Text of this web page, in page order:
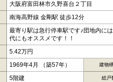
大阪府富田林市久野喜台２丁目
南海高野線 金剛駅 徒歩12分
最寄り駅は急行停車駅です♪団地内に
代にもオススメです！！
5.42万円
1969年4月 （築57年） 建物
5階建 総戸